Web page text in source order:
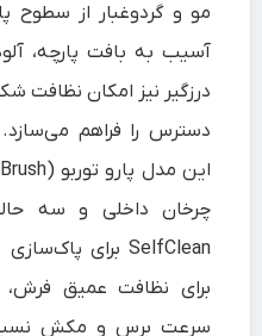
مو و گردوغبار از سطوح
آسیب به بافت پارچه،
درزگیر نیز امکان نظافت
دسترس را فراهم می‌سازد.
چرخان داخلی و سه حالت
سرعت برس و مکش نسبت